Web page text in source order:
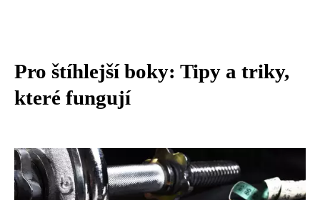
Pro štíhlejší boky: Tipy a triky,
které fungují